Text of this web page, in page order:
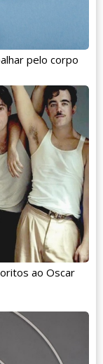
pelo corpo
ao Oscar